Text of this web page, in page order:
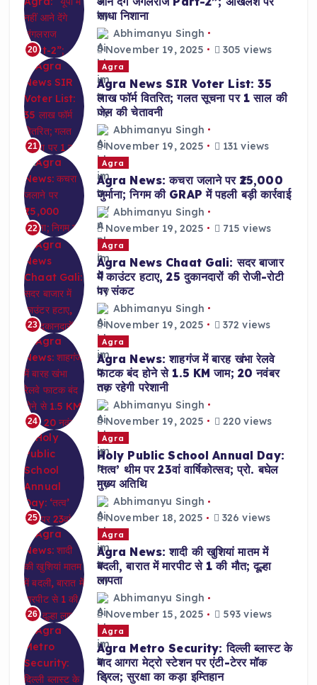
20
साधा निशाना
Abhimanyu Singh
November 19, 2025
305 views
21
Agra
Agra News SIR Voter List: 35
लाख फॉर्म वितरित; गलत सूचना पर 1 साल की
जेल की चेतावनी
Abhimanyu Singh
November 19, 2025
131 views
22
Agra
Agra News: कचरा जलाने पर ₹25,000
जुर्माना; निगम की GRAP में पहली बड़ी कार्रवाई
Abhimanyu Singh
November 19, 2025
715 views
23
Agra
Agra News Chaat Gali: सदर बाजार
में काउंटर हटाए, 25 दुकानदारों की रोजी-रोटी
पर संकट
Abhimanyu Singh
November 19, 2025
372 views
24
Agra
Agra News: शाहगंज में बारह खंभा रेलवे
फाटक बंद होने से 1.5 KM जाम; 20 नवंबर
तक रहेगी परेशानी
Abhimanyu Singh
November 19, 2025
220 views
25
Agra
Holy Public School Annual Day:
‘तत्व’ थीम पर 23वां वार्षिकोत्सव; प्रो. बघेल
मुख्य अतिथि
Abhimanyu Singh
November 18, 2025
326 views
26
Agra
Agra News: शादी की खुशियां मातम में
बदली, बारात में मारपीट से 1 की मौत; दूल्हा
लापता
Abhimanyu Singh
November 15, 2025
593 views
Agra
Agra Metro Security: दिल्ली ब्लास्ट के
बाद आगरा मेट्रो स्टेशन पर एंटी-टेरर मॉक
ड्रिल; सुरक्षा का कड़ा इम्तिहान